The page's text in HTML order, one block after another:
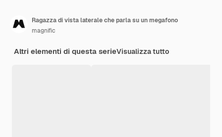
Ragazza di vista laterale che parla su un megafono
magnific
Altri elementi di questa serieVisualizza tutto